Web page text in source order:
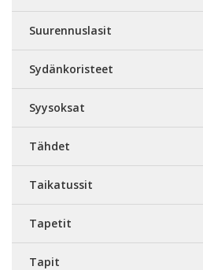
Suurennuslasit
Sydänkoristeet
Syysoksat
Tähdet
Taikatussit
Tapetit
Tapit